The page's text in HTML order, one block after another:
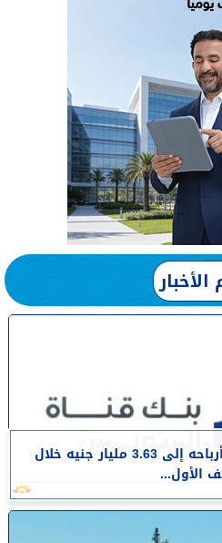
بنك قناة السويس يرفع أرباحه إلى 3.63 مليار جنيه خلال
الأول...